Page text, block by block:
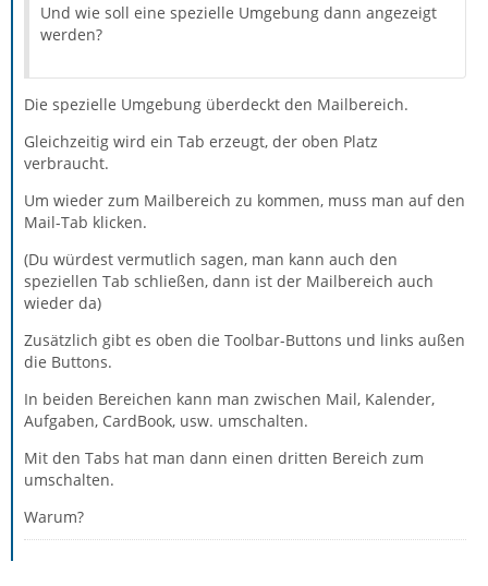
Und wie soll eine spezielle Umgebung dann angezeigt
werden?
Die spezielle Umgebung überdeckt den Mailbereich.
Gleichzeitig wird ein Tab erzeugt, der oben Platz
verbraucht.
Um wieder zum Mailbereich zu kommen, muss man auf den
Mail-Tab klicken.
(Du würdest vermutlich sagen, man kann auch den
speziellen Tab schließen, dann ist der Mailbereich auch
wieder da)
Zusätzlich gibt es oben die Toolbar-Buttons und links außen
die Buttons.
In beiden Bereichen kann man zwischen Mail, Kalender,
Aufgaben, CardBook, usw. umschalten.
Mit den Tabs hat man dann einen dritten Bereich zum
umschalten.
Warum?